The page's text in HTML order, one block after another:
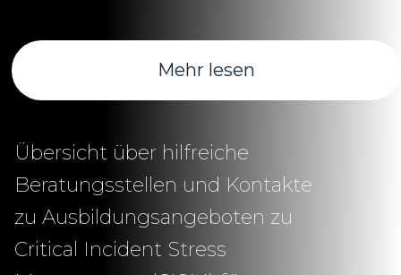
Mehr lesen
Übersicht über hilfreiche
Beratungsstellen und Kontakte
zu Ausbildungsangeboten zu
Critical Incident Stress